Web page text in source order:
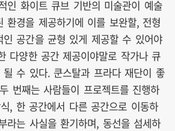
인 화이트 큐브 기반의 미술관이 예술
환경을 제공하기에 이를 보완할, 전형
인 공간을 균형 있게 제공할 수 있어야
다양한 공간 제공이야말로 작가나 큐
될 수 있다. 쿤스탈과 프라다 재단이 좋
번째는 사람들이 프로젝트를 진행하
, 한 공간에서 다른 공간으로 이동하
라는 사실을 환기하며, 동선을 섬세하